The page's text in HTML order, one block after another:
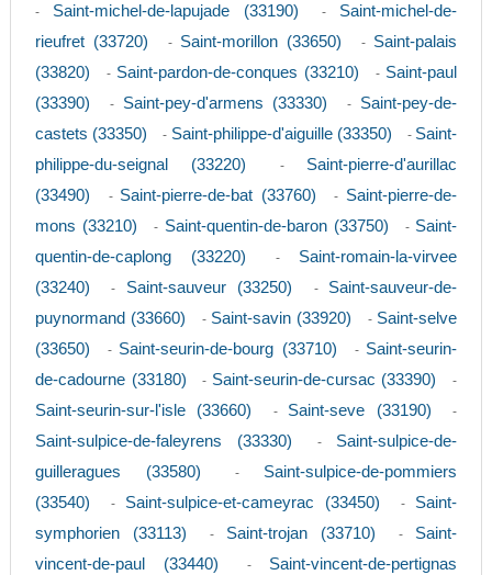
- Saint-michel-de-lapujade (33190) - Saint-michel-de-
rieufret (33720)
- Saint-morillon (33650) - Saint-palais
(33820)
- Saint-pardon-de-conques (33210) - Saint-paul
(33390)
- Saint-pey-d'armens (33330) - Saint-pey-de-
castets (33350)
- Saint-philippe-d'aiguille (33350) - Saint-
philippe-du-seignal (33220)
- Saint-pierre-d'aurillac
(33490)
- Saint-pierre-de-bat (33760) - Saint-pierre-de-
mons (33210)
- Saint-quentin-de-baron (33750) - Saint-
quentin-de-caplong (33220)
- Saint-romain-la-virvee
(33240)
- Saint-sauveur (33250) - Saint-sauveur-de-
puynormand (33660)
- Saint-savin (33920) - Saint-selve
(33650)
- Saint-seurin-de-bourg (33710) - Saint-seurin-
de-cadourne (33180)
- Saint-seurin-de-cursac (33390) -
Saint-seurin-sur-l'isle (33660) - Saint-seve (33190) -
Saint-sulpice-de-faleyrens (33330) - Saint-sulpice-de-
guilleragues (33580)
- Saint-sulpice-de-pommiers
(33540)
- Saint-sulpice-et-cameyrac (33450) - Saint-
symphorien (33113)
- Saint-trojan (33710) - Saint-
vincent-de-paul (33440)
- Saint-vincent-de-pertignas